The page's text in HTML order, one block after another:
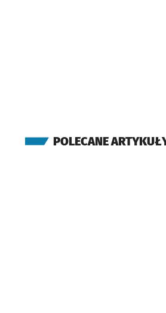
POLECANE